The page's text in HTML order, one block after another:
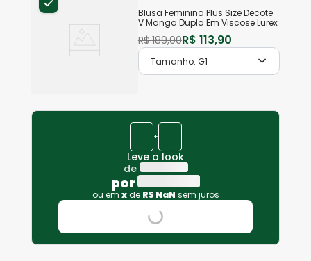
Blusa Feminina Plus Size Decote
V Manga Dupla Em Viscose Lurex
R$ 189,00R$ 113,90
Tamanho: G1
+
Leve o look
de
por
ou em x de R$ NaN sem juros